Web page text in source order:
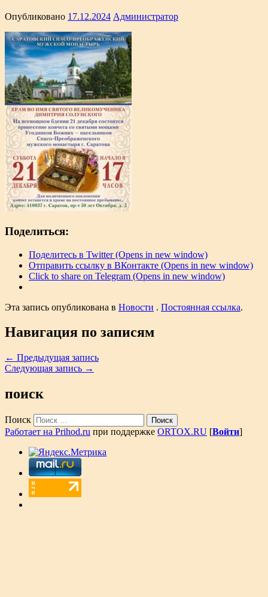
Опубликовано 17.12.2024 Администратор
Поделиться:
Поделитесь в Twitter (Opens in new window)
Отправить ссылку в ВКонтакте (Opens in new window)
Click to share on Telegram (Opens in new window)
Эта запись опубликована в Новости . Постоянная ссылка.
Навигация по записям
← Предыдущая запись
Следующая запись →
поиск
Поиск
Работает на Prihod.ru при поддержке ORTOX.RU [Войти]